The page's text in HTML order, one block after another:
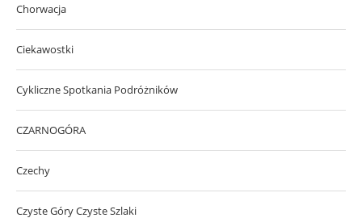
Chorwacja
Ciekawostki
Cykliczne Spotkania Podróżników
CZARNOGÓRA
Czechy
Czyste Góry Czyste Szlaki